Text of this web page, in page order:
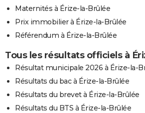
Maternités à Érize-la-Brûlée
Prix immobilier à Érize-la-Brûlée
Référendum à Érize-la-Brûlée
Tous les résultats officiels à
Résultat municipale 2026 à Érize-la-
Résultats du bac à Érize-la-Brûlée
Résultats du brevet à Érize-la-Brûlée
Résultats du BTS à Érize-la-Brûlée